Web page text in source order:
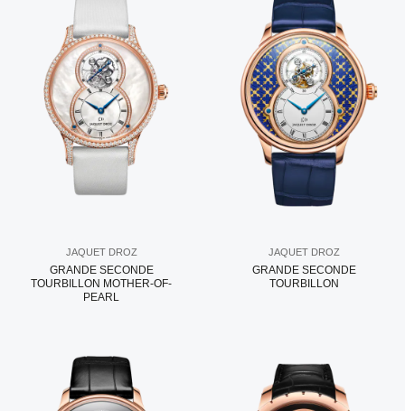
JAQUET DROZ
GRANDE SECONDE
TOURBILLON MOTHER-OF-
PEARL
JAQUET DROZ
GRANDE SECONDE
TOURBILLON